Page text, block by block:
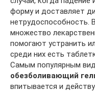
форму и доставляет
нетрудоспособность.
множество
помогают устранить
среди них есть
Самым популярным
обезболивающий
впитывается и